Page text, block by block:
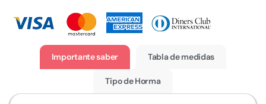
Importante saber Tabla de medidas
Tipo de Horma